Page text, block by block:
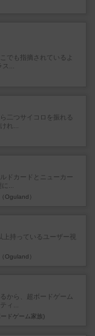
でも指摘されているよ
...
二つサイコロを振れる
れ...
ドカードとニューカー
...
Oguland）
上持っているユーザー視
Oguland）
から、超ボードゲーム
ィ...
ドゲーム家族)